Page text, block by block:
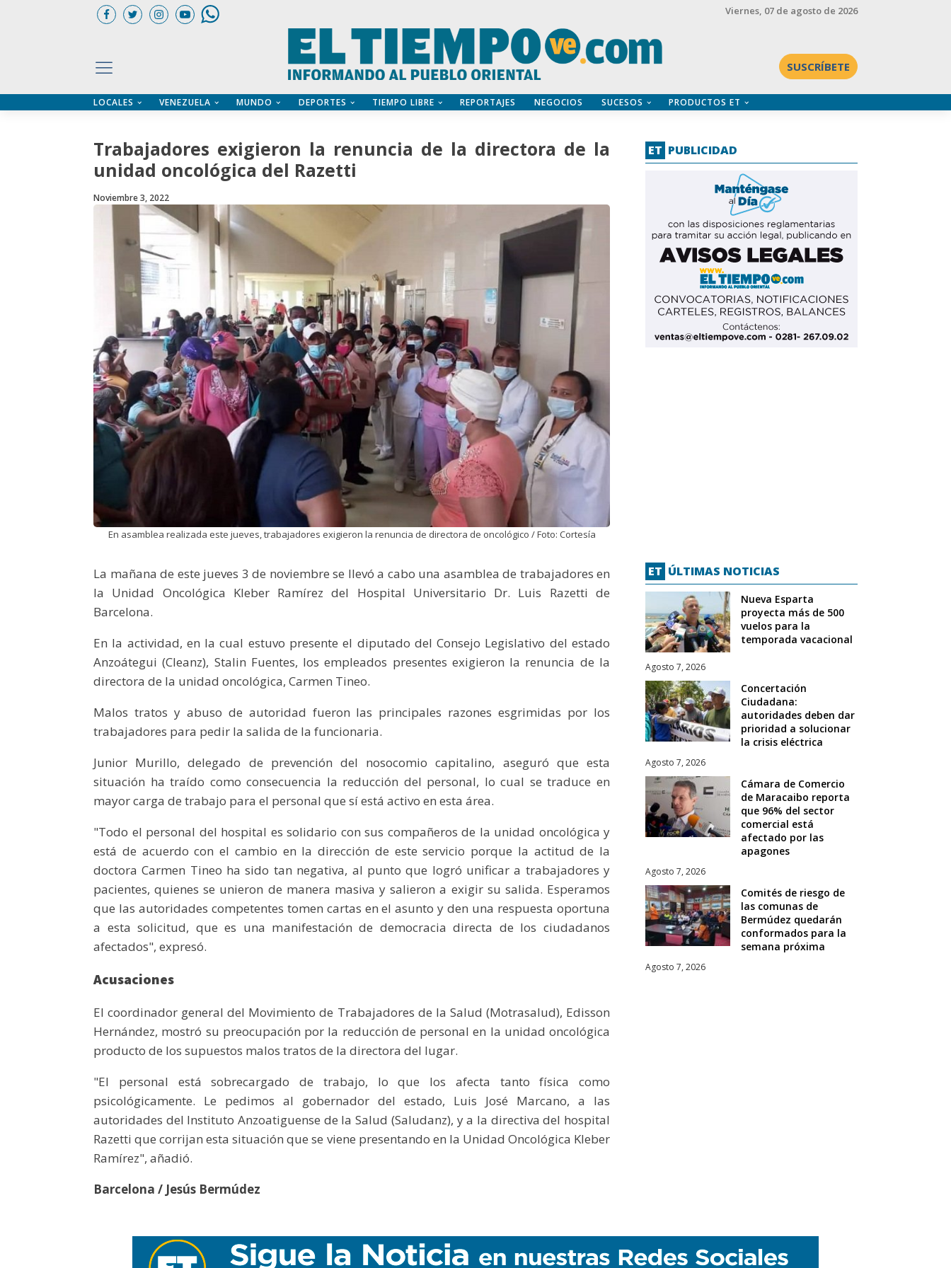
Viernes, 07 de agosto de 2026
SUSCRÍBETE
LOCALES VENEZUELA MUNDO DEPORTES TIEMPO LIBRE REPORTAJES NEGOCIOS SUCESOS PRODUCTOS ET
Trabajadores exigieron la renuncia de la directora de la
unidad oncológica del Razetti
Noviembre 3, 2022
En asamblea realizada este jueves, trabajadores exigieron la renuncia de directora de oncológico / Foto: Cortesía
La mañana de este jueves 3 de noviembre se llevó a cabo una asamblea de trabajadores en
la Unidad Oncológica Kleber Ramírez del Hospital Universitario Dr. Luis Razetti de
Barcelona.
En la actividad, en la cual estuvo presente el diputado del Consejo Legislativo del estado
Anzoátegui (Cleanz), Stalin Fuentes, los empleados presentes exigieron la renuncia de la
directora de la unidad oncológica, Carmen Tineo.
Malos tratos y abuso de autoridad fueron las principales razones esgrimidas por los
trabajadores para pedir la salida de la funcionaria.
Junior Murillo, delegado de prevención del nosocomio capitalino, aseguró que esta
situación ha traído como consecuencia la reducción del personal, lo cual se traduce en
mayor carga de trabajo para el personal que sí está activo en esta área.
"Todo el personal del hospital es solidario con sus compañeros de la unidad oncológica y
está de acuerdo con el cambio en la dirección de este servicio porque la actitud de la
doctora Carmen Tineo ha sido tan negativa, al punto que logró unificar a trabajadores y
pacientes, quienes se unieron de manera masiva y salieron a exigir su salida. Esperamos
que las autoridades competentes tomen cartas en el asunto y den una respuesta oportuna
a esta solicitud, que es una manifestación de democracia directa de los ciudadanos
afectados", expresó.
Acusaciones
El coordinador general del Movimiento de Trabajadores de la Salud (Motrasalud), Edisson
Hernández, mostró su preocupación por la reducción de personal en la unidad oncológica
producto de los supuestos malos tratos de la directora del lugar.
"El personal está sobrecargado de trabajo, lo que los afecta tanto física como
psicológicamente. Le pedimos al gobernador del estado, Luis José Marcano, a las
autoridades del Instituto Anzoatiguense de la Salud (Saludanz), y a la directiva del hospital
Razetti que corrijan esta situación que se viene presentando en la Unidad Oncológica Kleber
Ramírez", añadió.
Barcelona / Jesús Bermúdez
ET PUBLICIDAD
ET ÚLTIMAS NOTICIAS
Nueva Esparta
proyecta más de 500
vuelos para la
temporada vacacional
Agosto 7, 2026
Concertación
Ciudadana:
autoridades deben dar
prioridad a solucionar
la crisis eléctrica
Agosto 7, 2026
Cámara de Comercio
de Maracaibo reporta
que 96% del sector
comercial está
afectado por las
apagones
Agosto 7, 2026
Comités de riesgo de
las comunas de
Bermúdez quedarán
conformados para la
semana próxima
Agosto 7, 2026